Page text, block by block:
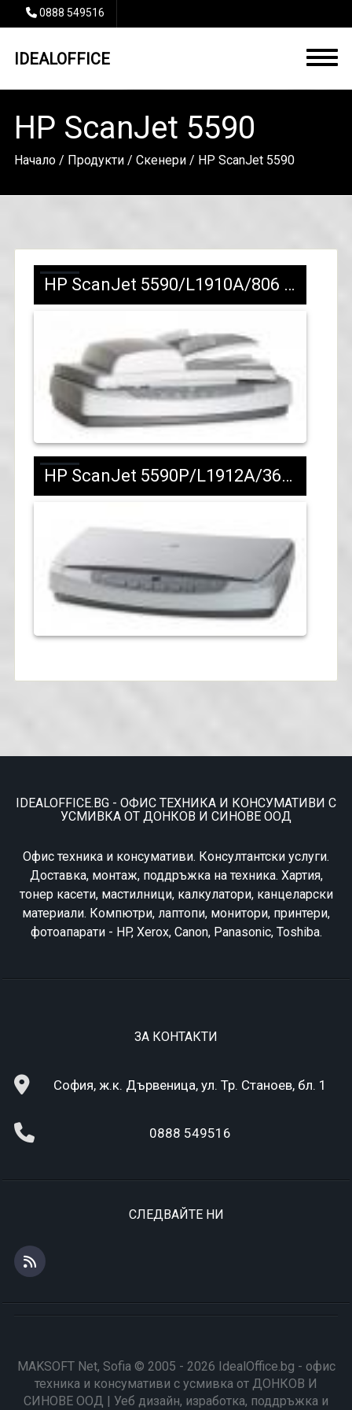
0888 549516
IDEALOFFICE
HP ScanJet 5590
Начало/ Продукти/ Скенери/ HP ScanJet 5590
HP ScanJet 5590/L1910A/806 лв с ДДС
HP ScanJet 5590P/L1912A/361 лв с ДДС
IDEALOFFICE.BG - ОФИС ТЕХНИКА И КОНСУМАТИВИ С
УСМИВКА ОТ ДОНКОВ И СИНОВЕ ООД
Офис техника и консумативи. Консултантски услуги.
Доставка, монтаж, поддръжка на техника. Хартия,
тонер касети, мастилници, калкулатори, канцеларски
материали. Компютри, лаптопи, монитори, принтери,
фотоапарати - HP, Xerox, Canon, Panasonic, Toshiba.
ЗА КОНТАКТИ
София, ж.к. Дървеница, ул. Тр. Станоев, бл. 1
0888 549516
СЛЕДВАЙТЕ НИ
MAKSOFT Net, Sofia © 2005 - 2026 IdealOffice.bg - офис
техника и консумативи с усмивка от ДОНКОВ И
СИНОВЕ ООД | Уеб дизайн, изработка, поддръжка и